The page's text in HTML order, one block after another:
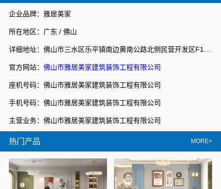
企业品牌：雅居美家
所在地区：广东 / 佛山
官方网站： 佛山市雅居美家建筑装饰工程有限公司
座机号码：佛山市雅居美家建筑装饰工程有限公司
手机号码：佛山市雅居美家建筑装饰工程有限公司
主营业务：佛山市雅居美家建筑装饰工程有限公司
热门产品 MORE+